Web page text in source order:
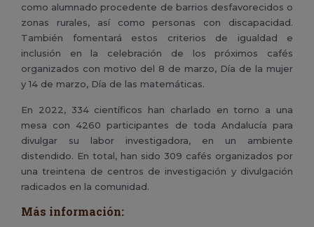
como alumnado procedente de barrios desfavorecidos o
zonas rurales, así como personas con discapacidad.
También fomentará estos criterios de igualdad e
inclusión en la celebración de los próximos cafés
organizados con motivo del 8 de marzo, Día de la mujer
y 14 de marzo, Día de las matemáticas.
En 2022, 334 científicos han charlado en torno a una
mesa con 4260 participantes de toda Andalucía para
divulgar su labor investigadora, en un ambiente
distendido. En total, han sido 309 cafés organizados por
una treintena de centros de investigación y divulgación
radicados en la comunidad.
Más información: